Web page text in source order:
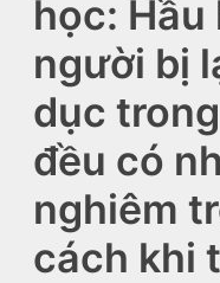
học:
người bị
dục
đều có
nghiêm
cách khi